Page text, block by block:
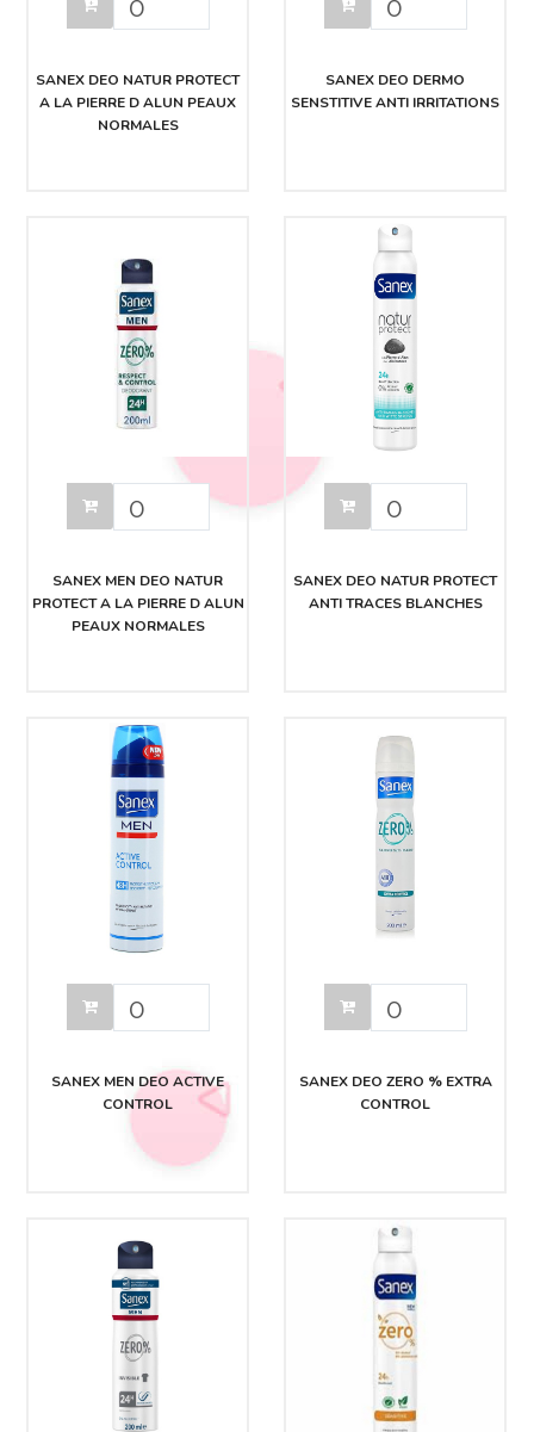
SANEX DEO NATUR PROTECT
A LA PIERRE D ALUN PEAUX
NORMALES
SANEX DEO DERMO
SENSTITIVE ANTI IRRITATIONS
SANEX MEN DEO NATUR
PROTECT A LA PIERRE D ALUN
PEAUX NORMALES
SANEX DEO NATUR PROTECT
ANTI TRACES BLANCHES
SANEX MEN DEO ACTIVE
CONTROL
SANEX DEO ZERO % EXTRA
CONTROL